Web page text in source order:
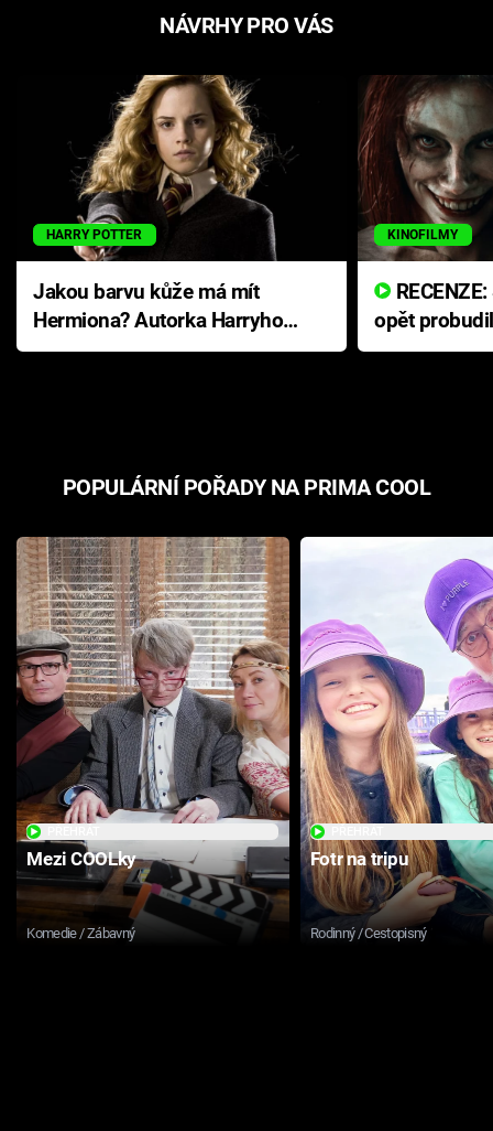
NÁVRHY PRO VÁS
HARRY POTTER
Jakou barvu kůže má mít
Hermiona? Autorka Harryho
Pottera přišla s ráznou
KINOFILMY
opět
přichází s
POPULÁRNÍ POŘADY NA PRIMA COOL
Mezi COOLky
Komedie / Zábavný
Fotr na tripu
Rodinný / Cestopisný